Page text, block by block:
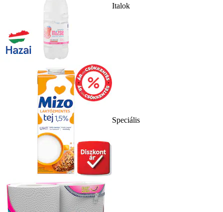
Italok
Speciális